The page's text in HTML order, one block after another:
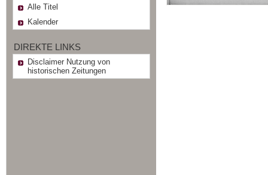
Alle Titel
Kalender
DIREKTE LINKS
Disclaimer Nutzung von
historischen Zeitungen